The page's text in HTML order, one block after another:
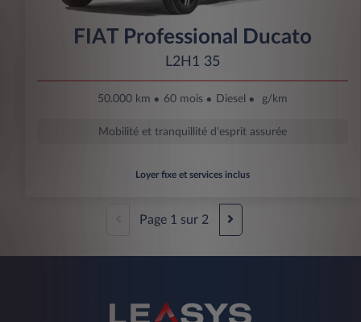
FIAT Professional Ducato
L2H1 35
50.000 km 60 mois Diesel g/km
Mobilité et tranquillité d'esprit assurée
Loyer fixe et services inclus
Page 1 sur 2